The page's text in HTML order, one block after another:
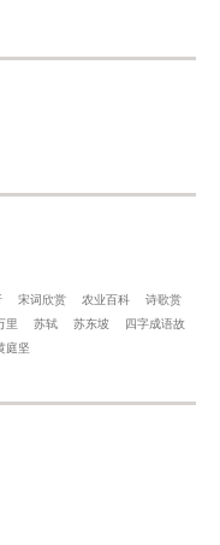
宋词欣赏 农业百科
诗歌赏
里 苏轼 苏东坡
四字成语故
庭坚